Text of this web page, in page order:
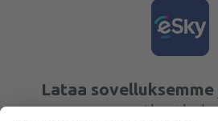
Lataa sovelluksemme
matkasi